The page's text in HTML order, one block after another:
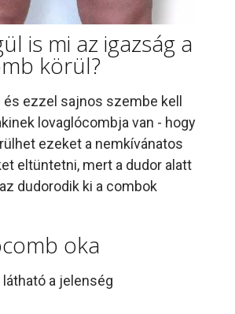
is mi az igazság a
körül?
ezzel sajnos szembe kell
lovaglócombja van - hogy
ezeket a nemkívánatos
eltüntetni, mert a dudor alatt
dudorodik ki a combok
oka
látható a jelenség